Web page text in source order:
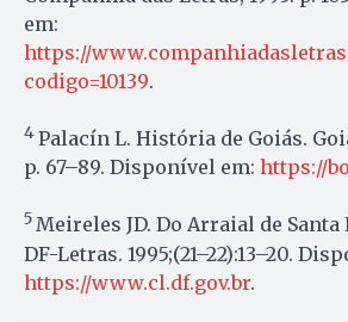
em:
https://
codigo=10139.
4Palacín L. História de Goiás.
p. 67–89. Disponível em: https://
5Meireles JD. Do Arraial de
DF-Letras. 1995;(21–22):13–20.
https://www.cl.df.gov.br.